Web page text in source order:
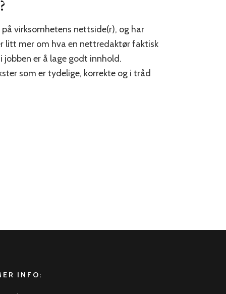
virksomhetens nettside(r), og har
litt mer om hva en nettredaktør faktisk
jobben er å lage godt innhold.
som er tydelige, korrekte og i tråd
INFO: